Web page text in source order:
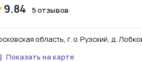
9.84 5 отзывов
область, г. о. Рузский, д.
Показать на карте